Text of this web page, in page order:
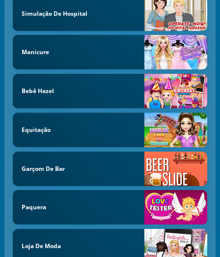
Simulação De Hospital
Manicure
Bebê Hazel
Equitação
Garçom De Bar
Paquera
Loja De Moda